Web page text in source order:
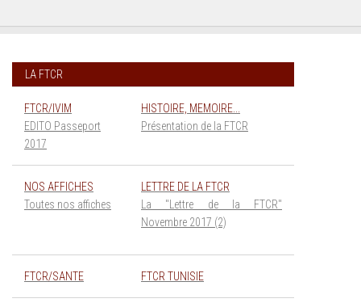
LA FTCR
FTCR/IVIM
EDITO Passeport
2017
HISTOIRE, MEMOIRE...
Présentation de la FTCR
NOS AFFICHES
Toutes nos affiches
LETTRE DE LA FTCR
La "Lettre de la FTCR"
Novembre 2017 (2)
FTCR/SANTE FTCR TUNISIE